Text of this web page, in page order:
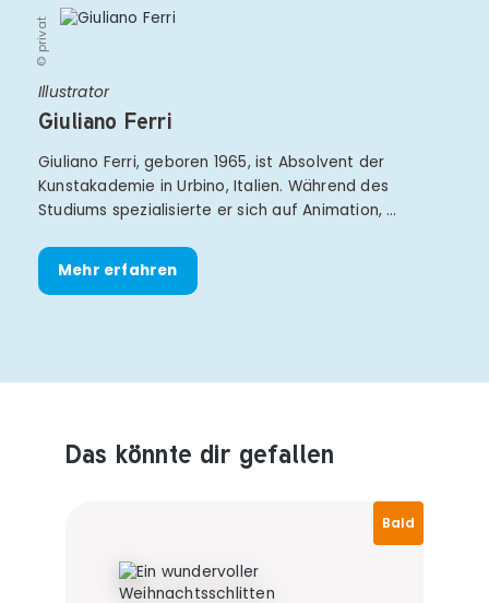
© privat
Illustrator
Giuliano Ferri
Giuliano Ferri, geboren 1965, ist Absolvent der
Kunstakademie in Urbino, Italien. Während des
Studiums spezialisierte er sich auf Animation, …
Mehr erfahren
Produktempfehlungen überspringen
Das könnte dir gefallen
Bald